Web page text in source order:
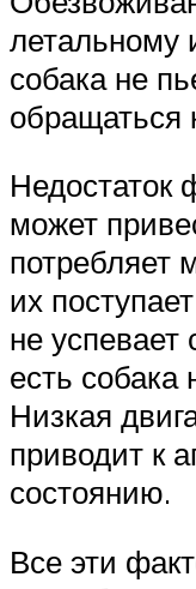
летальному
собака не
обращаться
Недостаток
может
потребляет
их
не успевает
есть собака
Низкая
приводит к
состоянию.
Все эти